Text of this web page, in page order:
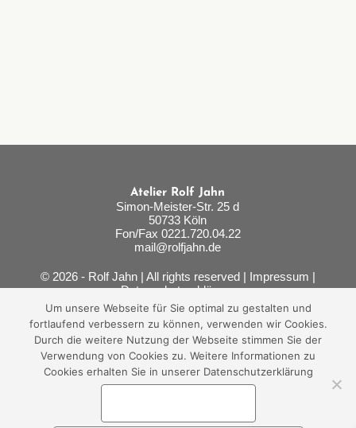
Atelier Rolf Jahn
Simon-Meister-Str. 25 d
50733 Köln
Fon/Fax 0221.720.04.22
mail@rolfjahn.de
© 2026 - Rolf Jahn | All rights reserved | Impressum |
Datenschutzerklärung
Um unsere Webseite für Sie optimal zu gestalten und
fortlaufend verbessern zu können, verwenden wir Cookies.
Durch die weitere Nutzung der Webseite stimmen Sie der
Verwendung von Cookies zu. Weitere Informationen zu
Cookies erhalten Sie in unserer Datenschutzerklärung